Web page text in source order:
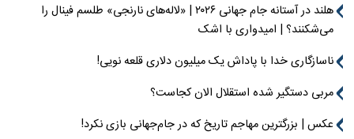
هلند در آستانه جام جهانی ۲۰۲۶ | «لاله‌های نارنجی» طلسم فینال را
می‌شکنند؟ | امیدواری با اشک
ناسازگاری خدا با پاداش یک میلیون دلاری قلعه نویی!
مربی دستگیر شده استقلال الان کجاست؟
عکس | بزرگترین مهاجم تاریخ که در جام‌جهانی بازی نکرد!